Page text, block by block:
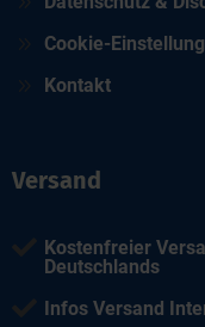
Cookie-
Kontakt
Versand
Kostenfreier
Deutschlands
Infos Versand